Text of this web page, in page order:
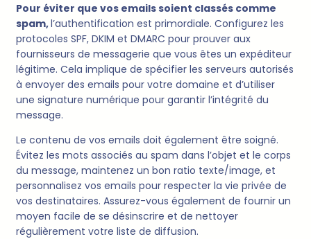
Pour éviter que vos emails soient classés comme
spam,l’authentification est primordiale. Configurez les
protocoles SPF, DKIM et DMARC pour prouver aux
fournisseurs de messagerie que vous êtes un expéditeur
légitime. Cela implique de spécifier les serveurs autorisés
à envoyer des emails pour votre domaine et d’utiliser
une signature numérique pour garantir l’intégrité du
message.
Le contenu de vos emails doit également être soigné.
Évitez les mots associés au spam dans l’objet et le corps
du message, maintenez un bon ratio texte/image, et
personnalisez vos emails pour respecter la vie privée de
vos destinataires. Assurez-vous également de fournir un
moyen facile de se désinscrire et de nettoyer
régulièrement votre liste de diffusion.